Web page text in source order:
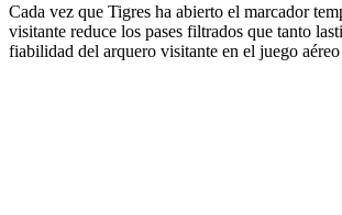
Cada vez que Tigres ha abierto el marcador
visitante reduce los pases filtrados que tanto
fiabilidad del arquero visitante en el juego